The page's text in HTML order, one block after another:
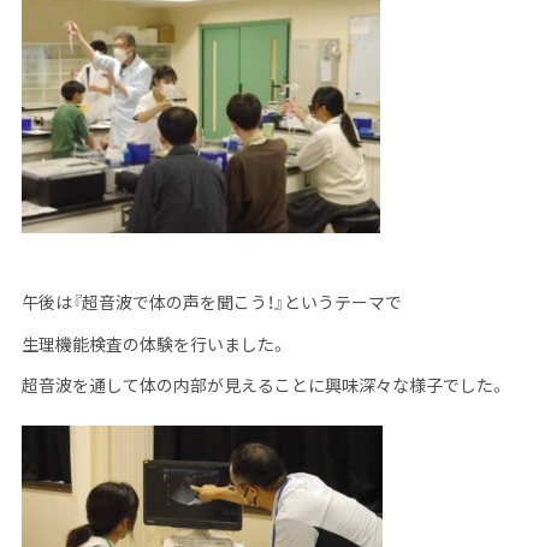
午後は『超音波で体の声を聞こう！』というテーマで
生理機能検査の体験を行いました。
超音波を通して体の内部が見えることに興味深々な様子でした。